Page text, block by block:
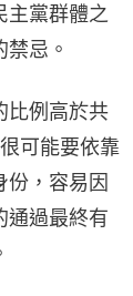
主黨群體之
忌。
比例高於共
可能要依靠
份，容易因
通過最終有